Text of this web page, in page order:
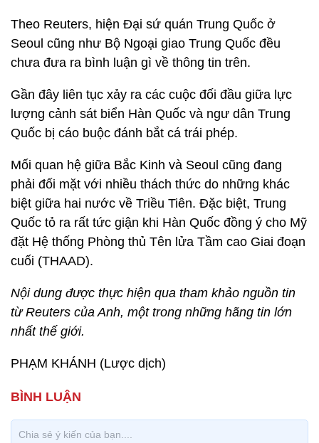
Theo Reuters, hiện Đại sứ quán Trung Quốc ở
Seoul cũng như Bộ Ngoại giao Trung Quốc đều
chưa đưa ra bình luận gì về thông tin trên.
Gần đây liên tục xảy ra các cuộc đối đầu giữa lực
lượng cảnh sát biển Hàn Quốc và ngư dân Trung
Quốc bị cáo buộc đánh bắt cá trái phép.
Mối quan hệ giữa Bắc Kinh và Seoul cũng đang
phải đối mặt với nhiều thách thức do những khác
biệt giữa hai nước về Triều Tiên. Đặc biệt, Trung
Quốc tỏ ra rất tức giận khi Hàn Quốc đồng ý cho Mỹ
đặt Hệ thống Phòng thủ Tên lửa Tầm cao Giai đoạn
cuối (THAAD).
Nội dung được thực hiện qua tham khảo nguồn tin
từ Reuters của Anh, một trong những hãng tin lớn
nhất thế giới.
PHẠM KHÁNH (Lược dịch)